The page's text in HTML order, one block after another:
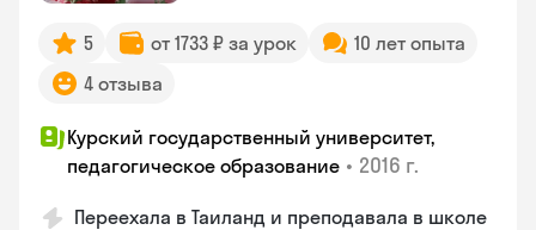
5 от 1733 ₽ за урок
10 лет опыта
4 отзыва
Курский государственный университет,
педагогическое образование • 2016 г.
Переехала в Таиланд и преподавала в школе